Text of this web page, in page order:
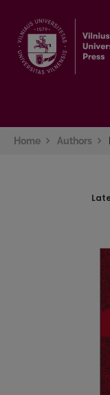
Home Authors